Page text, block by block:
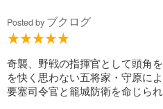
Posted by ブクログ
奇襲、野戦の指揮官として頭角
を快く思わない五将家・守原に
要塞司令官と籠城防衛を命じられ